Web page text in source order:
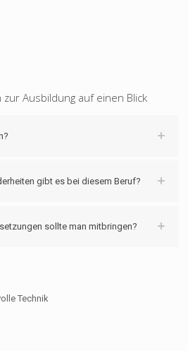
Ausbildung auf einen Blick
gibt es bei diesem Beruf?
sollte man mitbringen?
Technik